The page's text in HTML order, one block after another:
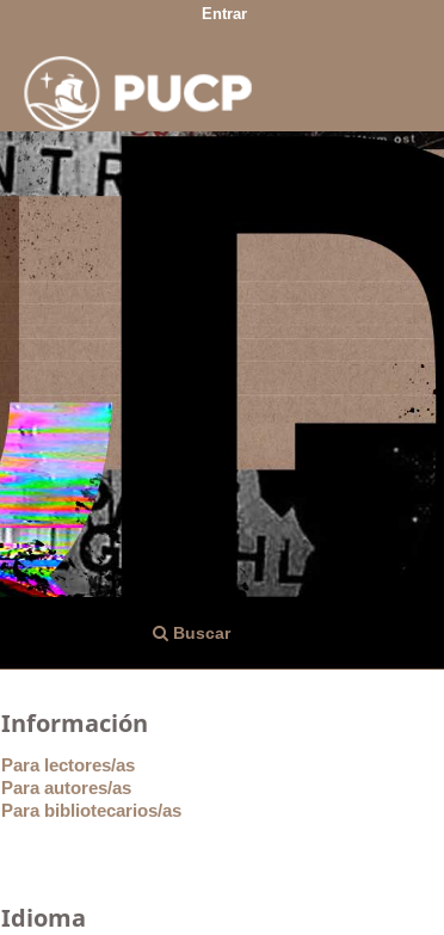
Buscar
Entrar
Información
Para lectores/as
Para autores/as
Para bibliotecarios/as
Idioma